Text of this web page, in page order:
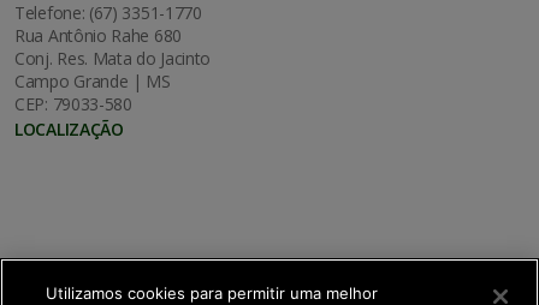
Telefone: (67) 3351-1770
Rua Antônio Rahe 680
Conj. Res. Mata do Jacinto
Campo Grande | MS
CEP: 79033-580
LOCALIZAÇÃO
Utilizamos cookies para permitir uma melhor